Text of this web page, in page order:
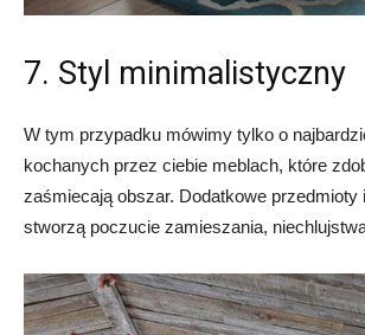
7. Styl minimalistyczny
W tym przypadku mówimy tylko o
kochanych przez ciebie meblach, które
zaśmiecają obszar. Dodatkowe przedmioty
stworzą poczucie zamieszania,